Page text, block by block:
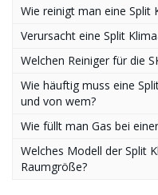
Wie reinigt man eine Split
Verursacht eine Split
Welchen Reiniger für die
Wie häuftig muss eine
und von wem?
Wie füllt man Gas bei
Welches Modell der Split
Raumgröße?